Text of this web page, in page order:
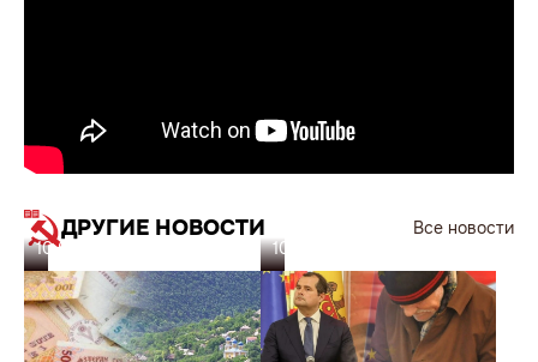
ДРУГИЕ НОВОСТИ
Все новости
10.08.26
10.08.26